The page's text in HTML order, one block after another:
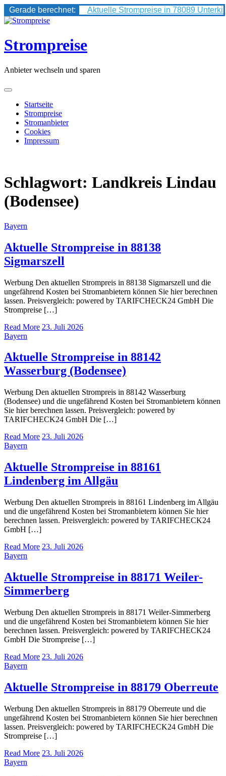
Gerade berechnet:
Aktuelle Strompreise in 78089
Skip
content
Strompreise
Anbieter wechseln und sparen
Startseite
Strompreise
Stromanbieter
Cookies
Impressum
Schlagwort: Landkreis Lindau
(Bodensee)
Bayern
Aktuelle Strompreise in 88138
Sigmarszell
Werbung Den aktuellen Strompreis in 88138 Sigmarszell und die
ungefährend Kosten bei Stromanbietern können Sie hier berechnen
lassen. Preisvergleich: powered by TARIFCHECK24 GmbH Die
Strompreise […]
Read More 23. Juli 2026
Bayern
Aktuelle Strompreise in 88142
Wasserburg (Bodensee)
Werbung Den aktuellen Strompreis in 88142 Wasserburg
(Bodensee) und die ungefährend Kosten bei Stromanbietern können
Sie hier berechnen lassen. Preisvergleich: powered by
TARIFCHECK24 GmbH Die […]
Read More 23. Juli 2026
Bayern
Aktuelle Strompreise in 88161
Lindenberg im Allgäu
Werbung Den aktuellen Strompreis in 88161 Lindenberg im Allgäu
und die ungefährend Kosten bei Stromanbietern können Sie hier
berechnen lassen. Preisvergleich: powered by TARIFCHECK24
GmbH […]
Read More 23. Juli 2026
Bayern
Aktuelle Strompreise in 88171 Weiler-
Simmerberg
Werbung Den aktuellen Strompreis in 88171 Weiler-Simmerberg
und die ungefährend Kosten bei Stromanbietern können Sie hier
berechnen lassen. Preisvergleich: powered by TARIFCHECK24
GmbH Die Strompreise […]
Read More 23. Juli 2026
Bayern
Aktuelle Strompreise in 88179 Oberreute
Werbung Den aktuellen Strompreis in 88179 Oberreute und die
ungefährend Kosten bei Stromanbietern können Sie hier berechnen
lassen. Preisvergleich: powered by TARIFCHECK24 GmbH Die
Strompreise […]
Read More 23. Juli 2026
Bayern